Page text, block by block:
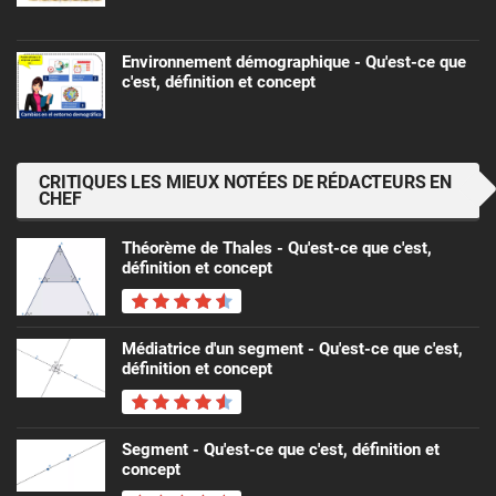
Environnement démographique - Qu'est-ce que
c'est, définition et concept
CRITIQUES LES MIEUX NOTÉES DE RÉDACTEURS EN
CHEF
Théorème de Thales - Qu'est-ce que c'est,
définition et concept
Médiatrice d'un segment - Qu'est-ce que c'est,
définition et concept
Segment - Qu'est-ce que c'est, définition et
concept